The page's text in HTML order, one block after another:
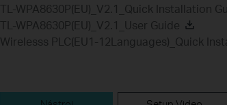
TL-WPA8630P(EU)_V2.1_Quick Installation
TL-WPA8630P(EU)_V2.1_User Guide
Wirelesss PLC(EU1-12Languages)_Quick